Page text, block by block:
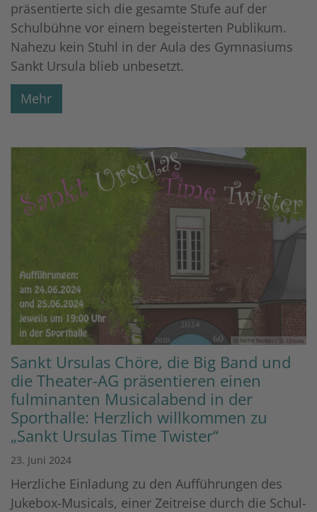
präsentierte sich die gesamte Stufe auf der
Schulbühne vor einem begeisterten Publikum.
Nahezu kein Stuhl in der Aula des Gymnasiums
Sankt Ursula blieb unbesetzt.
Mehr
© Nehir Berker / St. Ursula
Sankt Ursulas Chöre, die Big Band und
die Theater-AG präsentieren einen
fulminanten Musicalabend in der
Sporthalle: Herzlich willkommen zu
„Sankt Ursulas Time Twister“
23. Juni 2024
Herzliche Einladung zu den Aufführungen des
Jukebox-Musicals, einer Zeitreise durch die Schul-